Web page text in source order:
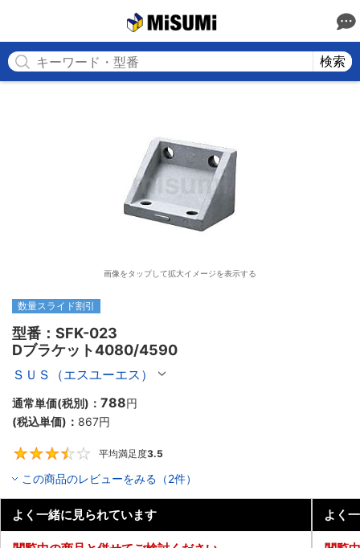
検索
画像をタップして拡大イメージを表示する
数量スライド割引
型番：SFK-023
Dブラケット4080/4590
ＳＵＳ（エスユーエス）
通常単価(税別)： 788円
(税込単価)： 867円
平均満足度3.5
この商品のレビューをみる（2件）
よく一緒に見られています よく